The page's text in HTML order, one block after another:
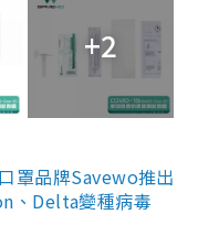
+2
罩品牌Savewo推出
、Delta變種病毒